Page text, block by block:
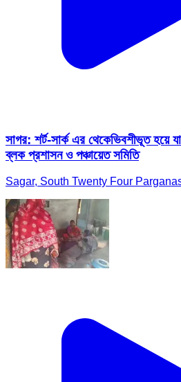
সাগর: শর্ট-সার্ক এর থেকেভিবশীভূত হয়ে
ব্লক প্রশাসন ও পঞ্চায়েত সমিতি
Sagar, South Twenty Four